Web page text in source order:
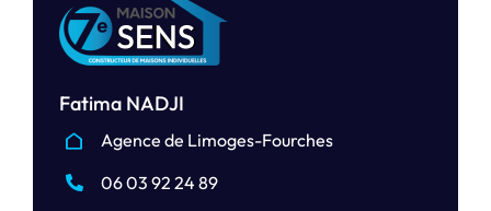
Fatima NADJI
Agence de Limoges-Fourches
06 03 92 24 89